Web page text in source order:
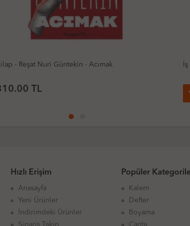
- Sabahattin Ali - Kuyucaklı Yusuf
5
78.00 TL
Hızlı Erişim
Anasayfa
Yeni Ürünler
İndirimdeki Ürünler
Popüler
Kalem
Defter
Boyama